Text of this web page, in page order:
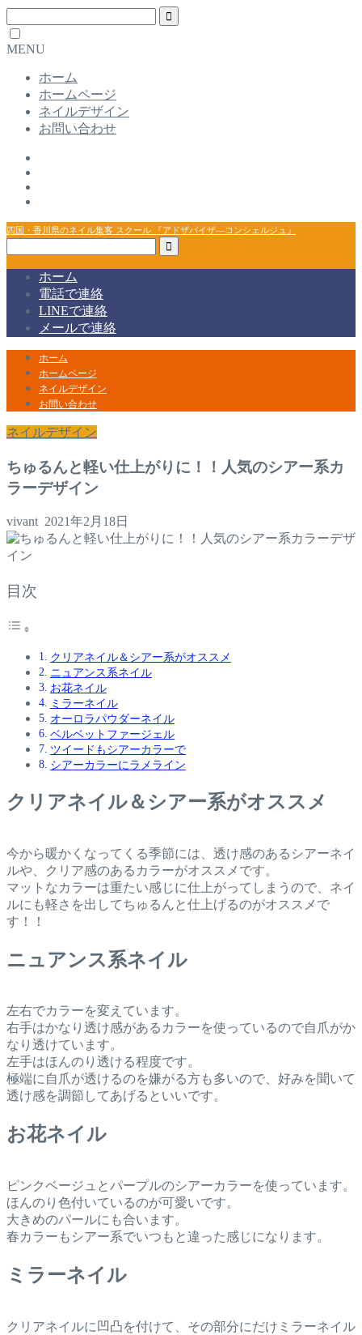
MENU
ホーム
ホームページ
ネイルデザイン
お問い合わせ
四国・香川県のネイル集客 スクール 『アドザバイザ―コンシェルジュ』
ホーム
電話で連絡
LINEで連絡
メールで連絡
ホーム
ホームページ
ネイルデザイン
お問い合わせ
ネイルデザイン
ちゅるんと軽い仕上がりに！！人気のシアー系カ
ラーデザイン
vivant 2021年2月18日
目次
クリアネイル＆シアー系がオススメ
ニュアンス系ネイル
お花ネイル
ミラーネイル
オーロラパウダーネイル
ベルベットファージェル
ツイードもシアーカラーで
シアーカラーにラメライン
クリアネイル＆シアー系がオススメ
今から暖かくなってくる季節には、透け感のあるシアーネイ
ルや、クリア感のあるカラーがオススメです。
マットなカラーは重たい感じに仕上がってしまうので、ネイ
ルにも軽さを出してちゅるんと仕上げるのがオススメで
す！！
ニュアンス系ネイル
左右でカラーを変えています。
右手はかなり透け感があるカラーを使っているので自爪がか
なり透けています。
左手はほんのり透ける程度です。
極端に自爪が透けるのを嫌がる方も多いので、好みを聞いて
透け感を調節してあげるといいです。
お花ネイル
ピンクベージュとパープルのシアーカラーを使っています。
ほんのり色付いているのが可愛いです。
大きめのパールにも合います。
春カラーもシアー系でいつもと違った感じになります。
ミラーネイル
クリアネイルに凹凸を付けて、その部分にだけミラーネイル